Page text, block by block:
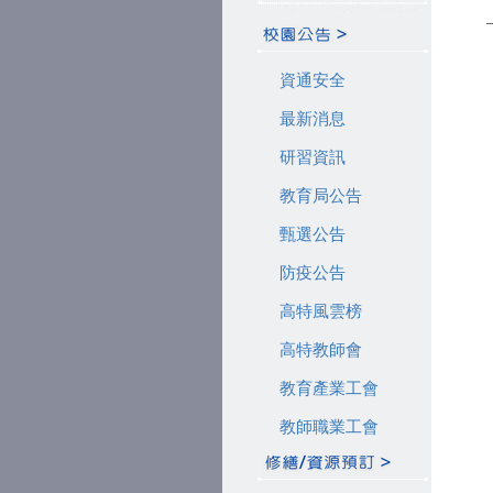
資通安全
最新消息
研習資訊
教育局公告
甄選公告
防疫公告
高特風雲榜
高特教師會
教育產業工會
教師職業工會